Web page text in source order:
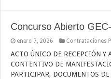
Concurso Abierto
enero 7, 2026 Contrataciones
ACTO ÚNICO DE RECEPCIÓN Y
CONTENTIVO DE
PARTICIPAR, DOCUMENTOS